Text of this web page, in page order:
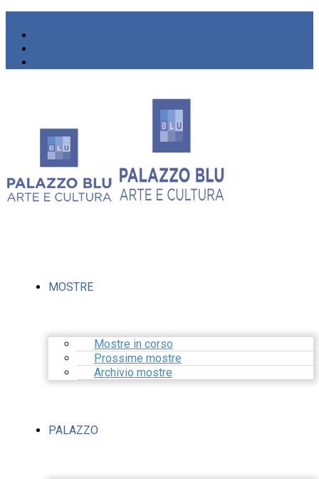
MOSTRE
Mostre in corso
Prossime mostre
Archivio mostre
PALAZZO